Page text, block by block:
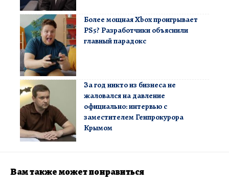
Более мощная Xbox проигрывает
PS5? Разработчики объяснили
главный парадокс
За год никто из бизнеса не
жаловался на давление
официально: интервью с
заместителем Генпрокурора
Крымом
Вам также может понравиться